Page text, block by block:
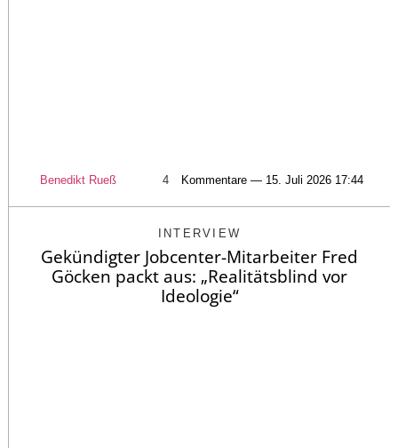
Benedikt Rueß 4 Kommentare — 15. Juli 2026 17:44
INTERVIEW
Gekündigter Jobcenter-Mitarbeiter Fred
Göcken packt aus: „Realitätsblind vor
Ideologie“